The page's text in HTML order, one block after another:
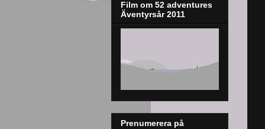
Film om 52 adventures
Äventyrsår 2011
Prenumerera på